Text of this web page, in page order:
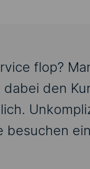
flop?
dabei den
besuchen